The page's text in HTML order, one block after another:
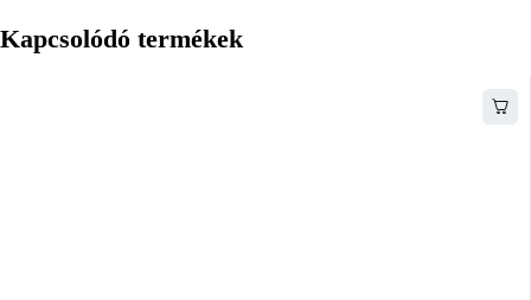
Kapcsolódó termékek